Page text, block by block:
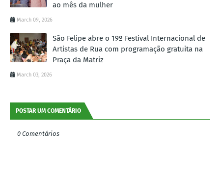
ao mês da mulher
March 09, 2026
São Felipe abre o 19º Festival Internacional de
Artistas de Rua com programação gratuita na
Praça da Matriz
March 03, 2026
POSTAR UM COMENTÁRIO
0 Comentários